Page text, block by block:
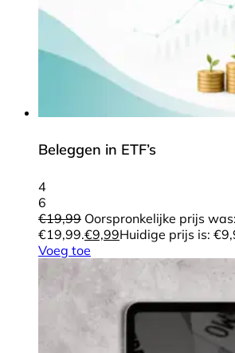
Beleggen in ETF’s
4
6
€19,99 Oorspronkelijke prijs was:
€19,99.€9,99Huidige prijs is:
Voeg toe